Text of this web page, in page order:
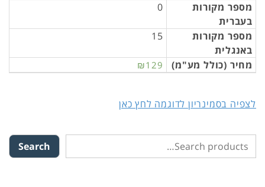
מספר מקורות
בעברית
0
מספר מקורות
באנגלית
15
מחיר (כולל מע"מ) ₪129
לצפיה בסמינריון לדוגמה לחץ כאן
Search